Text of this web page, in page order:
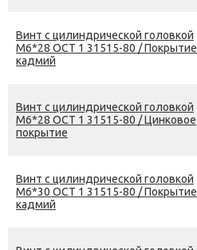
Винт с цилиндрической головкой
М6*28 ОСТ 1 31515-80 / Покрытие
кадмий
Винт с цилиндрической головкой
М6*28 ОСТ 1 31515-80 / Цинковое
покрытие
Винт с цилиндрической головкой
М6*30 ОСТ 1 31515-80 / Покрытие
кадмий